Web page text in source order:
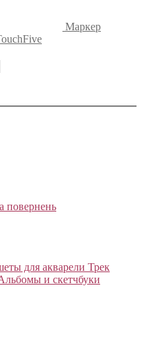
Маркер
повернень
для акварели Трек
и скетчбуки